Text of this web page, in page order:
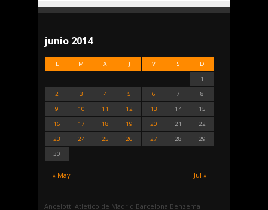
junio 2014
L M X J V S D
« May Jul »
1
2
3 4 5 6 7
8
9
10 11 12 13 14
15
16
17 18 19 20 21
22
23
24 25 26 27 28
29
30
Ancelotti Atletico de Madrid Barcelona Benzema